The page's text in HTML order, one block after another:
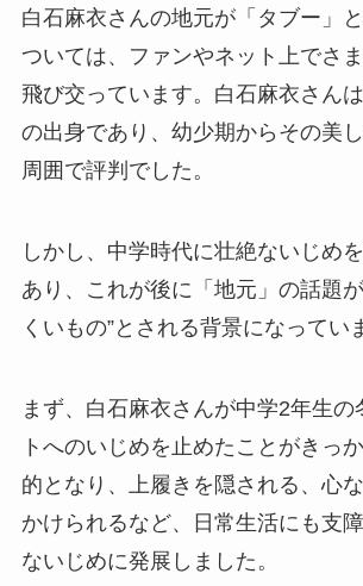
白石麻衣さんの地元が「タブー」
ついては、ファンやネット上でさ
飛び交っています。白石麻衣さん
の出身であり、幼少期からその美
周囲で評判でした。
しかし、中学時代に壮絶ないじめ
あり、これが後に「地元」の話題
くいもの”とされる背景になってい
まず、白石麻衣さんが中学2年生の
トへのいじめを止めたことがきっ
的となり、上履きを隠される、心
かけられるなど、日常生活にも支
ないじめに発展しました。